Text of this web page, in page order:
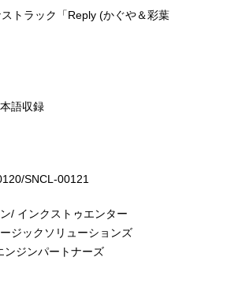
ストラック「Reply (かぐや＆彩葉
語収録
SNCL-00121
/ インクストゥエンター
ジックソリューションズ
ンジンパートナーズ